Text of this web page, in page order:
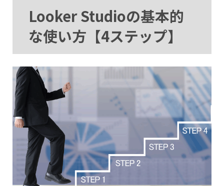
Looker Studioの基本的
な使い方【4ステップ】